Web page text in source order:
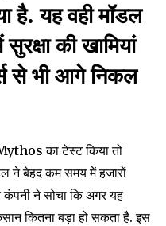
है. यह वही मॉडल
की खामियां
से भी आगे निकल
का टेस्ट किया तो
ने बेहद कम समय में हजारों
कंपनी ने सोचा कि अगर यह
कितना बड़ा हो सकता है. इस